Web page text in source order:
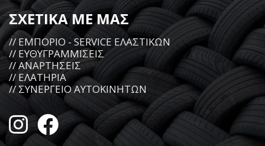
ΣΧΕΤΙΚΑ ΜΕ ΜΑΣ
// ΕΜΠΟΡΙΟ - SERVICE ΕΛΑΣΤΙΚΩΝ
// ΕΥΘΥΓΡΑΜΜΙΣΕΙΣ
// ΑΝΑΡΤΗΣΕΙΣ
// ΕΛΑΤΗΡΙΑ
// ΣΥΝΕΡΓΕΙΟ ΑΥΤΟΚΙΝΗΤΩΝ